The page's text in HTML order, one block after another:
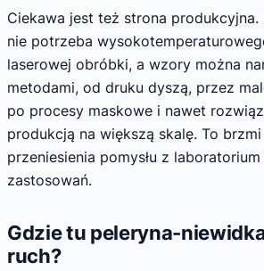
Ciekawa jest też strona
nie potrzeba
laserowej obróbki, a wzory można
metodami, od druku dyszą, przez
po procesy maskowe i nawet
produkcją na większą skalę. To
przeniesienia pomysłu z
zastosowań.
Gdzie tu peleryna-
ruch?